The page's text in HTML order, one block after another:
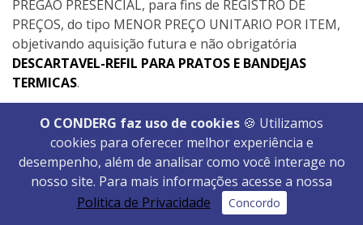
O CONDERG faz uso de cookies 🍪 Utilizamos
cookies para oferecer melhor experiência e
desempenho, além de analisar como você interage no
nosso site. Para mais informações acesse a nossa
Politica de Privacidade
Concordo
PREGÃO PRESENCIAL, para fins de REGISTRO DE
PREÇOS, do tipo MENOR PREÇO UNITARIO POR ITEM,
objetivando aquisição futura e não obrigatória
DESCARTAVEL-REFIL PARA PRATOS E BANDEJAS
TERMICAS.
EDITAL
HOMOLOGAÇÃO
ATA DE REGISTRO DE PREÇO - EMPRESA
BANPLAST COMERCIO DE EMBALAGENS LTDA EPP
PREGÃO PRESENCIAL NÚMERO 22/2020/CONDERG/